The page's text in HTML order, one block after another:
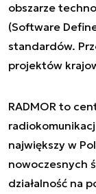
obszarze
(Software
standardów.
projektów
RADMOR to
największy w
nowoczesnych
działalność na